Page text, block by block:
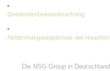
Dividendenbekanntmachung
Abstimmungsergebnisse der
Die NSG Group in Deutschland